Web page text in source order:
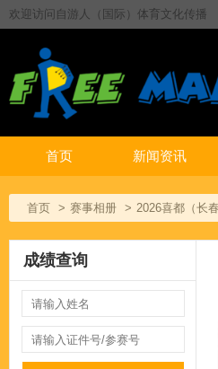
欢迎访问自游人（国际）体育文化传播
首页 新闻资讯
首页 赛事相册 2026喜都（长
成绩查询